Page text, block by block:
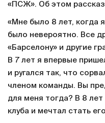
«ПСЖ». Об этом
«Мне было 8 лет, когда
было невероятно. Все
«Барселону» и другие
В 7 лет я впервые
и ругался так, что
членом команды. Вы
для меня тогда? В 8
клуба и мечтал стать